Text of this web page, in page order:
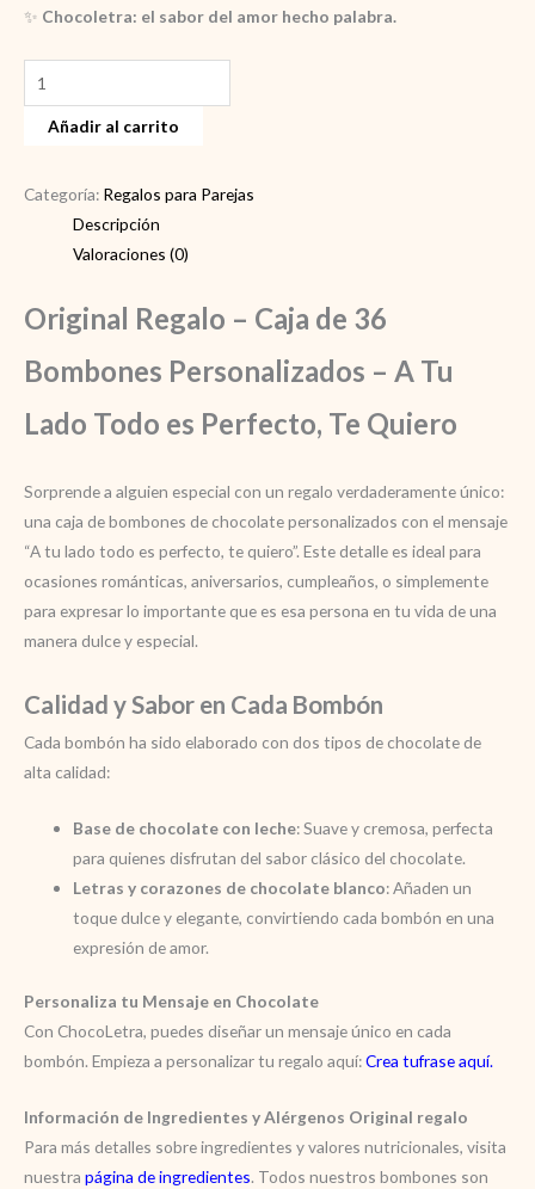
✨ Chocoletra: el sabor del amor hecho palabra.
Original
regalo
cantidad
Añadir al carrito
Categoría: Regalos para Parejas
Descripción
Valoraciones (0)
Original Regalo – Caja de 36
Bombones Personalizados – A Tu
Lado Todo es Perfecto, Te Quiero
Sorprende a alguien especial con un regalo verdaderamente único:
una caja de bombones de chocolate personalizados con el mensaje
“A tu lado todo es perfecto, te quiero”. Este detalle es ideal para
ocasiones románticas, aniversarios, cumpleaños, o simplemente
para expresar lo importante que es esa persona en tu vida de una
manera dulce y especial.
Calidad y Sabor en Cada Bombón
Cada bombón ha sido elaborado con dos tipos de chocolate de
alta calidad:
Base de chocolate con leche: Suave y cremosa, perfecta
para quienes disfrutan del sabor clásico del chocolate.
Letras y corazones de chocolate blanco: Añaden un
toque dulce y elegante, convirtiendo cada bombón en una
expresión de amor.
Personaliza tu Mensaje en Chocolate
Con ChocoLetra, puedes diseñar un mensaje único en cada
bombón. Empieza a personalizar tu regalo aquí:Crea tufrase aquí.
Información de Ingredientes y Alérgenos Original regalo
Para más detalles sobre ingredientes y valores nutricionales, visita
nuestra página de ingredientes. Todos nuestros bombones son